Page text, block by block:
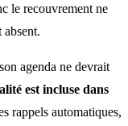
le recouvrement ne
agenda ne devrait
est incluse dans
rappels automatiques,